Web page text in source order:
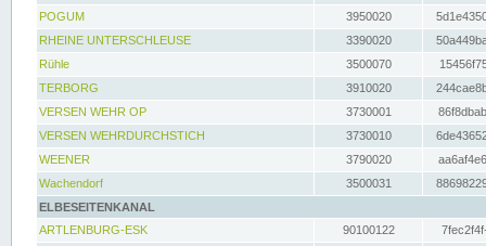
POGUM
3950020
RHEINE UNTERSCHLEUSE
3390020
Rühle
3500070
TERBORG
3910020
VERSEN WEHR OP
3730001
VERSEN WEHRDURCHSTICH
3730010
WEENER
3790020
Wachendorf
3500031
ELBESEITENKANAL
ARTLENBURG-ESK
90100122